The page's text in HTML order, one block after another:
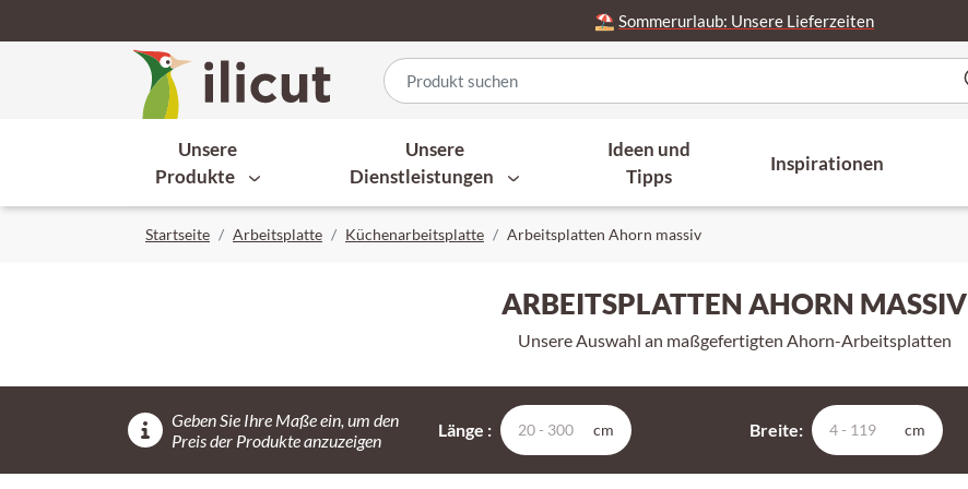
⛱️ Sommerurlaub: Unsere Lieferzeiten
Unsere
Produkte
Unsere
Dienstleistungen
Ideen und
Tipps
Inspirationen
Startseite Arbeitsplatte Küchenarbeitsplatte Arbeitsplatten Ahorn massiv
ARBEITSPLATTEN AHORN MASSIV
Unsere Auswahl an maßgefertigten Ahorn-Arbeitsplatten
Geben Sie Ihre Maße ein, um den
Preis der Produkte anzuzeigen
Länge : cm Breite: cm